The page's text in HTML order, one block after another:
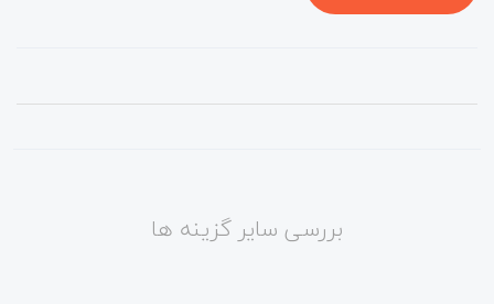
بررسی سایر گزینه ها